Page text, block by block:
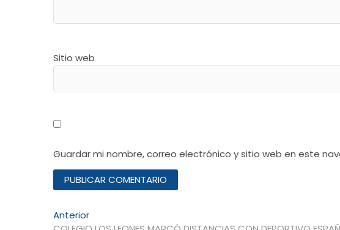
Sitio web
Guardar mi nombre, correo electrónico y sitio web en este
Navegación
AnteriorEntrada